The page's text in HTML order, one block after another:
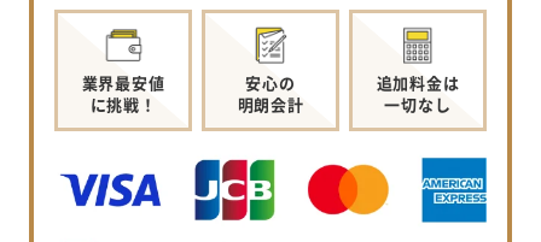
業界最安値
に挑戦！
安心の
明朗会計
追加料金は
一切なし